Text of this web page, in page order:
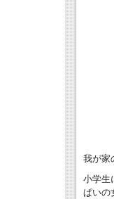
我が家
小学生
ぱいの